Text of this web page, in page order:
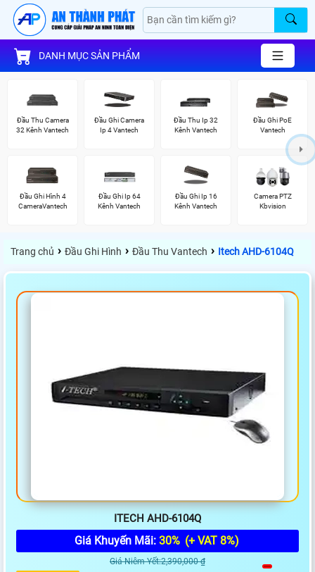
DANH MỤC SẢN PHẨM
Đầu Thu Camera
32 Kênh Vantech
Đầu Ghi Camera
Ip 4 Vantech
Đầu Thu Ip 32
Kênh Vantech
Đầu Ghi PoE
Vantech
Đầu Ghi Hình 4
CameraVantech
Đầu Ghi Ip 64
Kênh Vantech
Đầu Ghi Ip 16
Kênh Vantech
Camera PTZ
Kbvision
Trang chủ › Đầu Ghi Hình › Đầu Thu Vantech › Itech AHD-6104Q
ITECH AHD-6104Q
Giá Khuyến Mãi: 30% (+ VAT 8%)
Giá Niêm Yết:2,390,000 ₫